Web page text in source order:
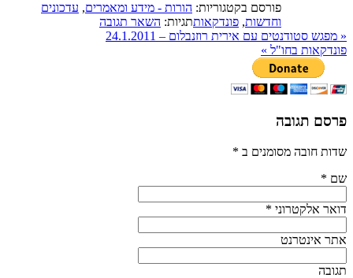
פורסם בקטגוריות: הורות - מידע ומאמרים, עדכונים
וחדשות, פונדקאותתגיות: השאר תגובה
« מפגש סטודנטים עם אירית רוזנבלום – 24.1.2011
פונדקאות בחו"ל »
פרסם תגובה
שדות חובה מסומנים ב *
שם *
דואר אלקטרוני *
אתר אינטרנט
תגובה